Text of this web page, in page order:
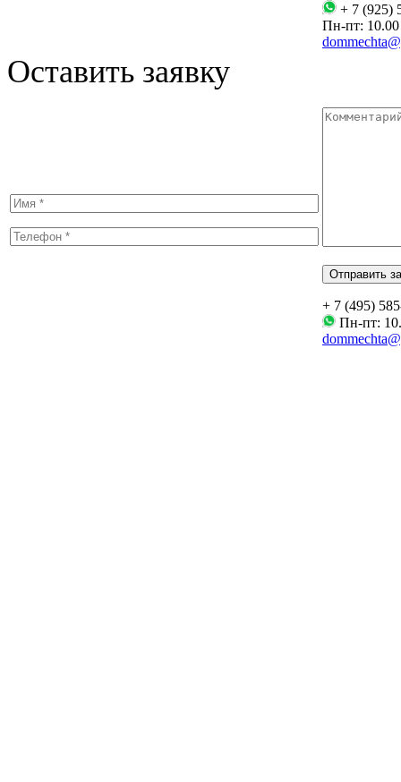
+ 7 (925)
Пн-пт: 10.00
Оставить заявку
+ 7 (495)
Пн-пт: